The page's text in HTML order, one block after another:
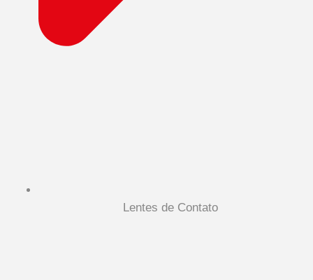
Lentes de Contato